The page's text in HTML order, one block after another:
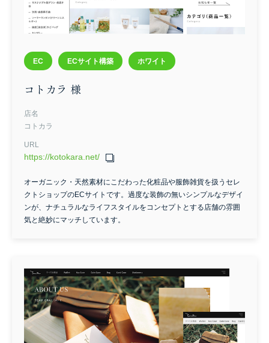
EC ECサイト構築 ホワイト
コトカラ 様
店名
コトカラ
URL
https://kotokara.net/
オーガニック・天然素材にこだわった化粧品や服飾雑貨を扱うセレ
クトショップのECサイトです。過度な装飾の無いシンプルなデザイ
ンが、ナチュラルなライフスタイルをコンセプトとする店舗の雰囲
気と絶妙にマッチしています。